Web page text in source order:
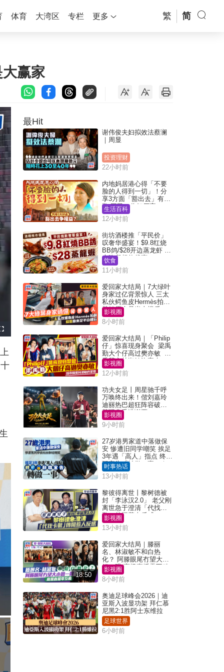
体育 大湾区 专栏 更多 繁 简
赢家
F
u
c
e
最Hit
谢伟俊夫妇拟效法蔡澜
｜周显
投资理财
22小时前
内地妈居港心得「不要
脸的人得到一切」！分
享3方面「豁出去」有著
数 网民：你好厉害
生活百科
12小时前
街坊酒楼推「平民价」
叹奢华盛宴！$9.8红烧
BB鸽/$28开边蒸龙虾 3
大晚餐超值优惠
饮食
11小时前
爱回家大结局｜7大绿叶
身家过亿背景惊人 三太
私伙鳄鱼皮Hermès拍剧
苏姐原来是半山楼后
影视圈
8小时前
爱回家大结局｜「Philip
仔」惊喜现身聚会 梁禹
勤大个仔高过樊亦敏 超
乖黐实林淑敏许家杰
影视圈
12小时前
功夫女足丨周星驰千呼
万唤终出来！偕刘嘉玲
迪丽热巴超狂阵容破天
荒现身香港谢票
影视圈
9小时前
27岁港男家道中落做保
安 惨遭旧同学嘲笑 挨足
3年遇「高人」指点 终辞
职宣告「转做一事」｜
Juicy叮
时事热话
13小时前
黎彼得离世丨黎树德被
封「李泳汉2.0」 老父刚
离世急于澄清「代找卡
数」传闻惹人反感
影视圈
13小时前
18:50
爱回家大结局｜滕丽
名、林淑敏不和白热
化？ 阿滕眼尾冇望大小
姐一眼 商场直播零互动
影视圈
8小时前
奥迪足球峰会2026｜迪
亚斯入波显功架 拜仁慕
尼黑2:1胜阿士东维拉
足球世界
6小时前